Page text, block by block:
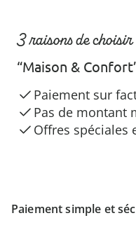
Paiement simple et
3 raisons de choisir
“Maison &
Paiement sur
Pas de montant
Offres spéciales